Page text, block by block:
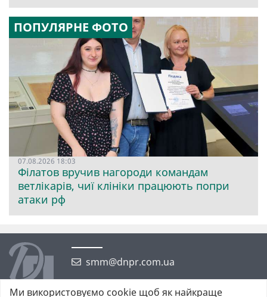
ПОПУЛЯРНЕ ФОТО
07.08.2026 18:03
Філатов вручив нагороди командам
ветлікарів, чиї клініки працюють попри
атаки рф
smm@dnpr.com.ua
Ми використовуємо cookie щоб як найкраще